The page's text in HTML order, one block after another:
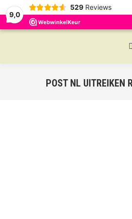
9,0
529 Reviews
POST NL UITREIKEN